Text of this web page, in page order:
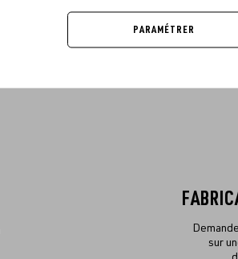
sur
PARAMÉTRER